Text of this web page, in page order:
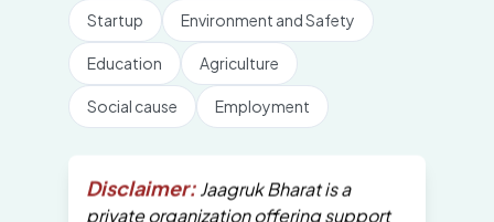
Startup Environment and Safety
Education Agriculture
Social cause Employment
Disclaimer:Jaagruk Bharat is a
private organization offering support